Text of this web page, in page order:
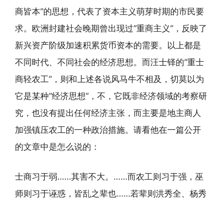
商皆本”的思想，代表了资本主义萌芽时期的市民要
求。欧洲封建社会晚期曾出现过“重商主义”，反映了
新兴资产阶级加速积累货币资本的需要。以上都是
不同时代、不同社会的经济思想。而汪士铎的“重士
商轻农工”，则和上述各说风马牛不相及，切莫以为
它是某种“经济思想”，不，它既非经济领域的考察研
究，也没有提出任何经济主张，而主要是地主商人
加强镇压农工的一种政治措施。请看他在一篇公开
的文章中是怎么说的：
士商习于弱……其害不大。……而农工则习于强，巫
师则习于诬惑，皆乱之辈也……若辈则洪秀全、杨秀